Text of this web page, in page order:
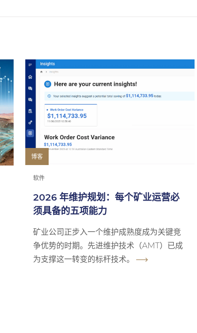
博客
软件
2026 年维护规划：每个矿业运营必
须具备的五项能力
矿业公司正步入一个维护成熟度成为关键竞
争优势的时期。先进维护技术（AMT）已成
为支撑这一转变的标杆技术。